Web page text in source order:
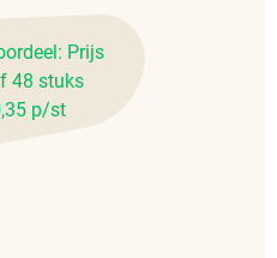
Prijs
48 stuks
p/st